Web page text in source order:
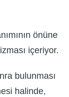
önüne
içeriyor.
bulunması
halinde,